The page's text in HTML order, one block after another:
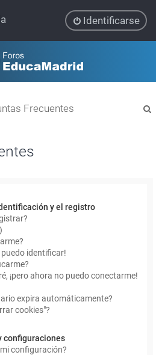
Identificarse
Frecuentes
y el registro
puedo identificar!
¡pero ahora no puedo conectarme!
expira automáticamente?
cookies"?
configuraciones
configuración?